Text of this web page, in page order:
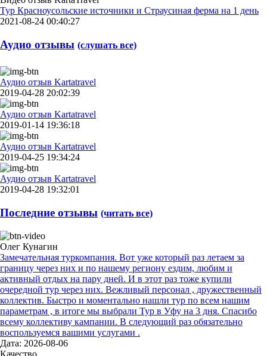
Тур Красноусольские источники и Страусиная ферма на 1 день
2021-08-24 00:40:27
Аудио отзывы (слушать все)
Аудио отзыв Kartatravel
2019-04-28 20:02:39
Аудио отзыв Kartatravel
2019-01-14 19:36:18
Аудио отзыв Kartatravel
2019-04-25 19:34:24
Аудио отзыв Kartatravel
2019-04-28 19:32:01
Последние отзывы (читать все)
Олег Кунагин
Замечательная туркомпания. Вот уже который раз летаем за
границу через них и по нашему региону ездим, любим и
активный отдых на пару дней. И в этот раз тоже купили
очередной тур через них. Вежливый персонал , дружественный
коллектив. Быстро и моментально нашли тур по всем нашим
параметрам , в итоге мы выбрали Тур в Уфу на 3 дня. Спасибо
всему коллективу кампании. В следующий раз обязательно
воспользуемся вашими услугами .
Дата: 2026-08-06
Качество